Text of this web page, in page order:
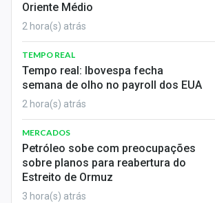
Oriente Médio
2 hora(s) atrás
TEMPO REAL
Tempo real: Ibovespa fecha
semana de olho no payroll dos EUA
2 hora(s) atrás
MERCADOS
Petróleo sobe com preocupações
sobre planos para reabertura do
Estreito de Ormuz
3 hora(s) atrás